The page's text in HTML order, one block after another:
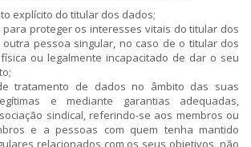
explícito do titular dos dados;
para proteger os interesses vitais do titular dos
pessoa singular, no caso de o titular dos
ou legalmente incapacitado de dar o seu
tratamento de dados no âmbito das suas
e mediante garantias adequadas,
sindical, referindo-se aos membros ou
e a pessoas com quem tenha mantido
relacionados com os seus objetivos, não